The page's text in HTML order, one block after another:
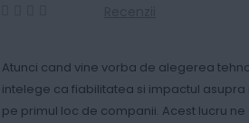
Atunci cand vine vorba de alegerea
intelege ca fiabilitatea si impactul asupra
pe primul loc de companii. Acest lucru